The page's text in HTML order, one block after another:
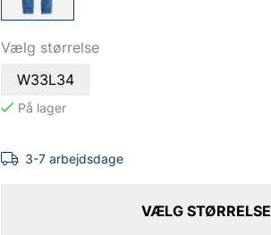
Vælg størrelse
W33L34
3-7 arbejdsdage
VÆLG STØRRELSE